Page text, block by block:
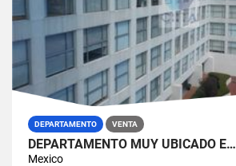
DEPARTAMENTO VENTA
DEPARTAMENTO MUY UBICADO E…
Mexico